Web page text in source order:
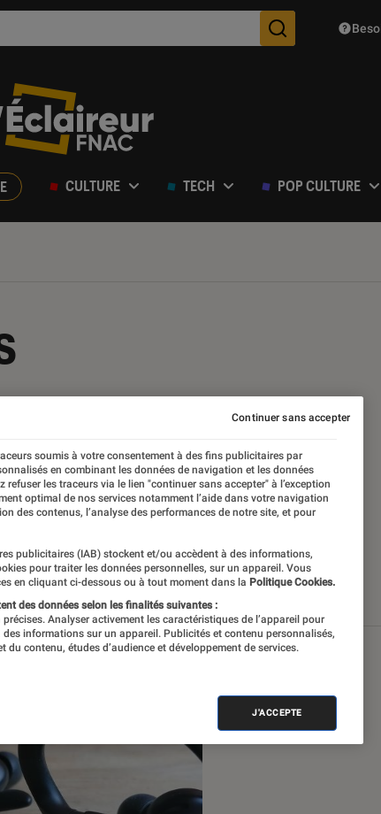
Des
CULTURE TECH POP CULTURE
Une rentrée facile
soumis à votre consentement à des fins publicitaires par
en combinant les données de navigation et les données
refuser les traceurs via le lien "continuer sans accepter" à l’exception
optimal de nos services notamment l’aide dans votre navigation
des contenus, l’analyse des performances de notre site, et pour
publicitaires (IAB) stockent et/ou accèdent à des informations,
pour traiter les données personnelles, sur un appareil. Vous
en cliquant ci-dessous ou à tout moment dans la Politique Cookies.
des données selon les finalités suivantes :
Analyser activement les caractéristiques de l’appareil pour
des informations sur un appareil. Publicités et contenu personnalisés,
du contenu, études d’audience et développement de services.
J'ACCEPTE
Continuer sans accepter